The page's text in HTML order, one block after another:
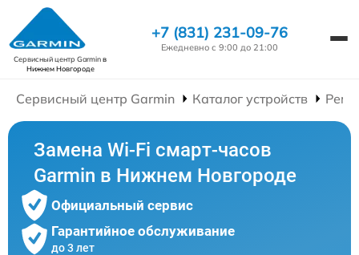
Сервисный центр Garminв
Нижнем Новгороде
+7 (831) 231-09-76
Ежедневно с 9:00 до 21:00
Сервисный центр Garmin Каталог устройств
Замена Wi-Fi смарт-часов
Garmin в Нижнем Новгороде
Официальный сервис
Гарантийное обслуживание
до 3 лет